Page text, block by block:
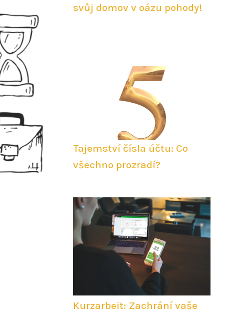
svůj domov v oázu pohody!
Tajemství čísla účtu: Co
všechno prozradí?
Kurzarbeit: Zachrání vaše